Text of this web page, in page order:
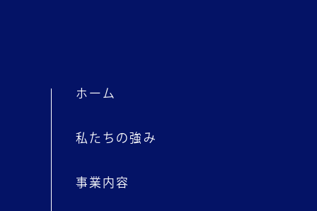
ホーム
私たちの強み
事業内容